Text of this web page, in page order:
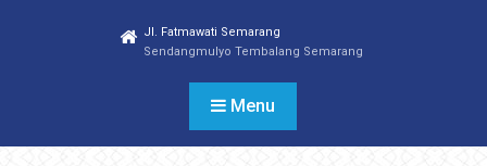
Jl. Fatmawati Semarang
Sendangmulyo Tembalang Semarang
Menu